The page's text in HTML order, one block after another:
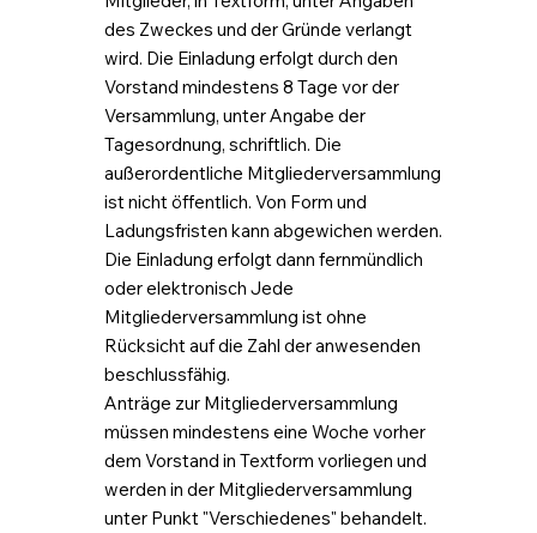
des Zweckes und der Gründe verlangt
wird. Die Einladung erfolgt durch den
Vorstand mindestens 8 Tage vor der
Versammlung, unter Angabe der
Tagesordnung, schriftlich. Die
außerordentliche Mitgliederversammlung
ist nicht öffentlich. Von Form und
Ladungsfristen kann abgewichen werden.
Die Einladung erfolgt dann fernmündlich
oder elektronisch Jede
Mitgliederversammlung ist ohne
Rücksicht auf die Zahl der anwesenden
beschlussfähig.
Anträge zur Mitgliederversammlung
müssen mindestens eine Woche vorher
dem Vorstand in Textform vorliegen und
werden in der Mitgliederversammlung
unter Punkt "Verschiedenes" behandelt.